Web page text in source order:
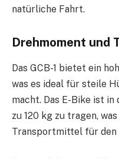
natürliche Fahrt.
Drehmoment und
Das GCB-1 bietet ein
was es ideal für steile
macht. Das E-Bike ist in
zu 120 kg zu tragen,
Transportmittel für den